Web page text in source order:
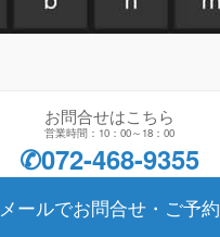
お問合せはこちら
営業時間：10：00～18：00
✆072-468-9355
メールでお問合せ・ご予約